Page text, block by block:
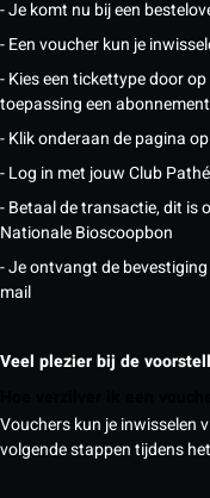
- Je komt nu bij een
- Een voucher kun je
- Kies een tickettype door
toepassing een
- Klik onderaan de pagina
- Log in met jouw Club
- Betaal de transactie, dit is
Nationale Bioscoopbon
- Je ontvangt de
mail
Veel plezier bij de
Vouchers kun je inwisselen
volgende stappen tijdens